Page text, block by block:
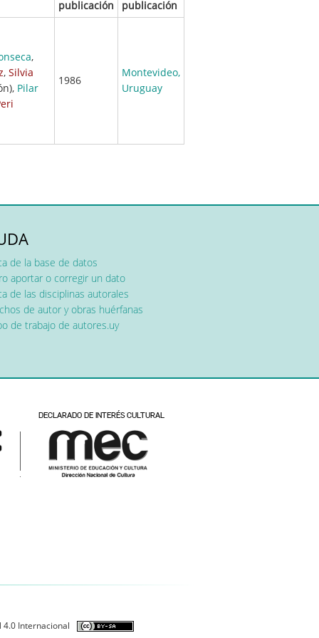
publicación
publicación
,
, Silvia
Pilar
1986
Montevideo,
Uruguay
de la base de datos
aportar o corregir un dato
de las disciplinas autorales
de autor y obras huérfanas
de trabajo de autores.uy
4.0 Internacional